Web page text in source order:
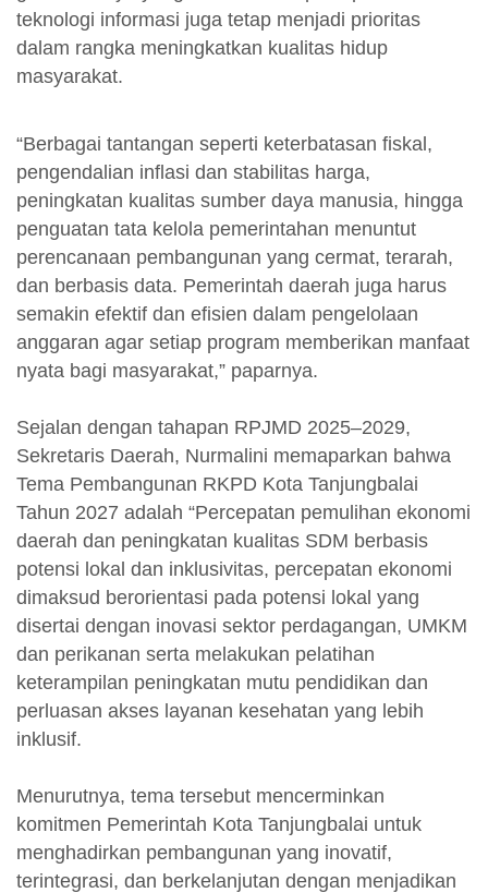
teknologi informasi juga tetap menjadi prioritas
dalam rangka meningkatkan kualitas hidup
masyarakat.
“Berbagai tantangan seperti keterbatasan fiskal,
pengendalian inflasi dan stabilitas harga,
peningkatan kualitas sumber daya manusia, hingga
penguatan tata kelola pemerintahan menuntut
perencanaan pembangunan yang cermat, terarah,
dan berbasis data. Pemerintah daerah juga harus
semakin efektif dan efisien dalam pengelolaan
anggaran agar setiap program memberikan manfaat
nyata bagi masyarakat,” paparnya.
Sejalan dengan tahapan RPJMD 2025–2029,
Sekretaris Daerah, Nurmalini memaparkan bahwa
Tema Pembangunan RKPD Kota Tanjungbalai
Tahun 2027 adalah “Percepatan pemulihan ekonomi
daerah dan peningkatan kualitas SDM berbasis
potensi lokal dan inklusivitas, percepatan ekonomi
dimaksud berorientasi pada potensi lokal yang
disertai dengan inovasi sektor perdagangan, UMKM
dan perikanan serta melakukan pelatihan
keterampilan peningkatan mutu pendidikan dan
perluasan akses layanan kesehatan yang lebih
inklusif.
Menurutnya, tema tersebut mencerminkan
komitmen Pemerintah Kota Tanjungbalai untuk
menghadirkan pembangunan yang inovatif,
terintegrasi, dan berkelanjutan dengan menjadikan